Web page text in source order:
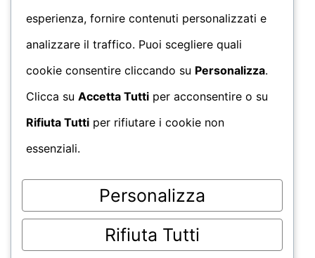
esperienza, fornire contenuti personalizzati e
analizzare il traffico. Puoi scegliere quali
cookie consentire cliccando su Personalizza.
Clicca su Accetta Tutti per acconsentire o su
Rifiuta Tutti per rifiutare i cookie non
essenziali.
Personalizza
Rifiuta Tutti